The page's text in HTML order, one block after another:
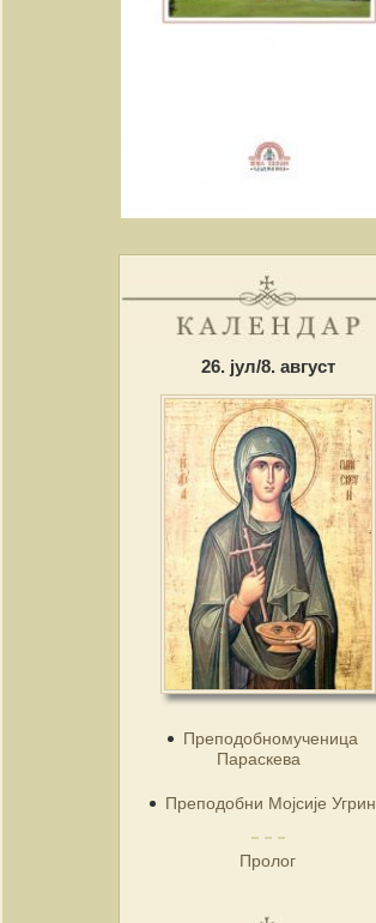
26. јул/8. август
Преподобномученица
Параскева
Преподобни Мојсије Угрин
Пролог